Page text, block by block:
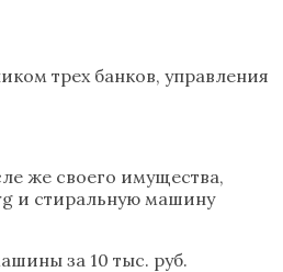
трех банков, управления
же своего имущества,
и стиральную машину
за 10 тыс. руб.